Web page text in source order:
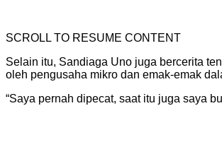
SCROLL TO RESUME CONTENT
Selain itu, Sandiaga Uno juga bercerita
oleh pengusaha mikro dan emak-emak
“Saya pernah dipecat, saat itu juga saya